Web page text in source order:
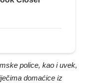
police, kao i uvek,
domaćice iz